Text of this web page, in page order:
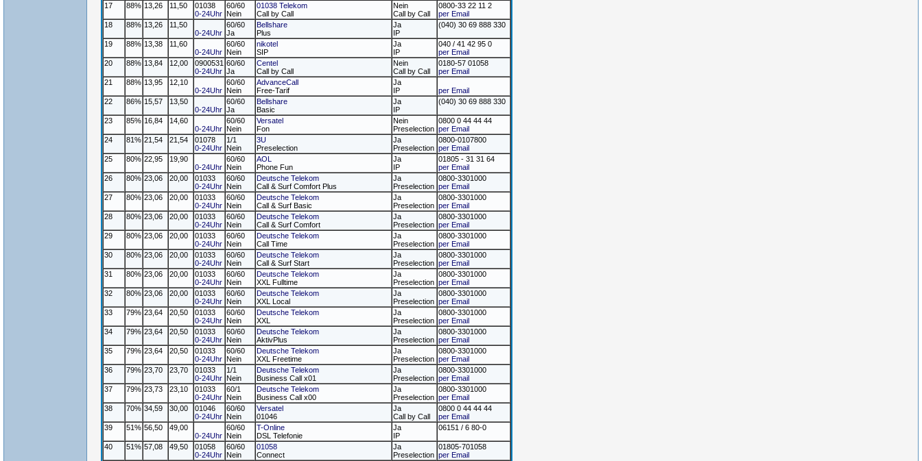
17
88% 13,26 11,50
01038
0-24Uhr
60/60
Nein
01038 Telekom
Call by Call
Nein
Call by Call
0800-33 22 11 2
per Email
18
88% 13,26
11,50
0-24Uhr
60/60
Ja
Bellshare
Plus
Ja
IP
(040) 30 69 888 330
19 88% 13,38
11,60
0-24Uhr
60/60
Nein
nikotel
SIP
Ja
IP
040 / 41 42 95 0
per Email
20
88% 13,84 12,00
0900531
0-24Uhr
60/60
Ja
Centel
Call by Call
Nein
Call by Call
0180-57 01058
per Email
21
88% 13,95
12,10
0-24Uhr
60/60
Nein
AdvanceCall
Free-Tarif
Ja
IP
per Email
22
86% 15,57
13,50
0-24Uhr
60/60
Ja
Bellshare
Basic
Ja
IP
(040) 30 69 888 330
23 85% 16,84
14,60
0-24Uhr
60/60
Nein
Versatel
Fon
Nein
Preselection
0800 0 44 44 44
per Email
24
81% 21,54 21,54
01078
0-24Uhr
1/1
Nein
3U
Preselection
Ja
Preselection
0800-0107800
per Email
25
80% 22,95
19,90
0-24Uhr
60/60
Nein
AOL
Phone Fun
Ja
IP
01805 - 31 31 64
per Email
26
80% 23,06 20,00
01033
0-24Uhr
60/60
Nein
Deutsche Telekom
Call & Surf Comfort Plus
Ja
Preselection
0800-3301000
per Email
27
80% 23,06 20,00
01033
0-24Uhr
60/60
Nein
Deutsche Telekom
Call & Surf Basic
Ja
Preselection
0800-3301000
per Email
28
80% 23,06 20,00
01033
0-24Uhr
60/60
Nein
Deutsche Telekom
Call & Surf Comfort
Ja
Preselection
0800-3301000
per Email
29
80% 23,06 20,00
01033
0-24Uhr
60/60
Nein
Deutsche Telekom
Call Time
Ja
Preselection
0800-3301000
per Email
30
80% 23,06 20,00
01033
0-24Uhr
60/60
Nein
Deutsche Telekom
Call & Surf Start
Ja
Preselection
0800-3301000
per Email
31
80% 23,06 20,00
01033
0-24Uhr
60/60
Nein
Deutsche Telekom
XXL Fulltime
Ja
Preselection
0800-3301000
per Email
32
80% 23,06 20,00
01033
0-24Uhr
60/60
Nein
Deutsche Telekom
XXL Local
Ja
Preselection
0800-3301000
per Email
33
79% 23,64 20,50
01033
0-24Uhr
60/60
Nein
Deutsche Telekom
XXL
Ja
Preselection
0800-3301000
per Email
34
79% 23,64 20,50
01033
0-24Uhr
60/60
Nein
Deutsche Telekom
AktivPlus
Ja
Preselection
0800-3301000
per Email
35
79% 23,64 20,50
01033
0-24Uhr
60/60
Nein
Deutsche Telekom
XXL Freetime
Ja
Preselection
0800-3301000
per Email
36
79% 23,70 23,70
01033
0-24Uhr
1/1
Nein
Deutsche Telekom
Business Call x01
Ja
Preselection
0800-3301000
per Email
37
79% 23,73 23,10
01033
0-24Uhr
60/1
Nein
Deutsche Telekom
Business Call x00
Ja
Preselection
0800-3301000
per Email
38
70% 34,59 30,00
01046
0-24Uhr
60/60
Nein
Versatel
01046
Ja
Call by Call
0800 0 44 44 44
per Email
39
51% 56,50
49,00
0-24Uhr
60/60
Nein
T-Online
DSL Telefonie
Ja
IP
06151 / 6 80-0
40 51% 57,08 49,50
01058
0-24Uhr
60/60
Nein
01058
Connect
Ja
Preselection
01805-701058
per Email